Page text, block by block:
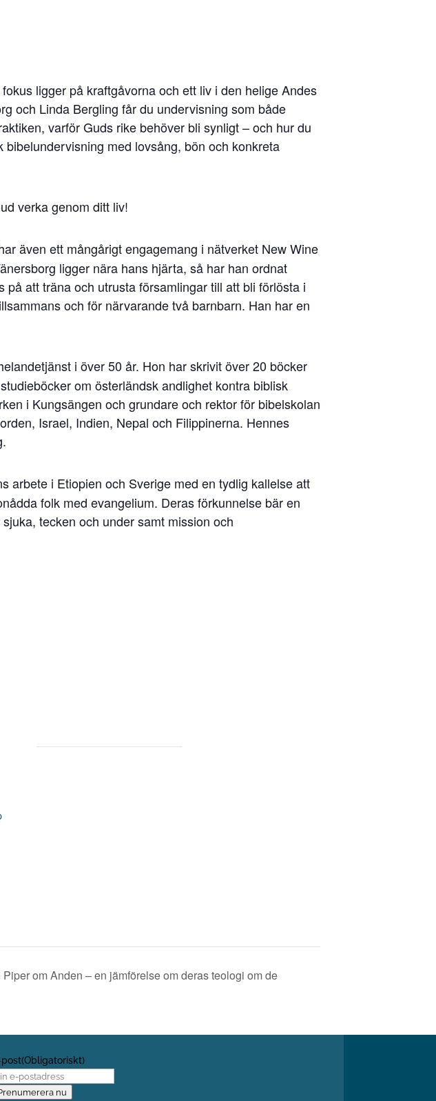
ligger på kraftgåvorna och ett liv i den helige Andes
och Linda Bergling får du undervisning som både
varför Guds rike behöver bli synligt – och hur du
med lovsång, bön och konkreta
verka genom ditt liv!
även ett mångårigt engagemang i nätverket New Wine
ligger nära hans hjärta, så har han ordnat
att träna och utrusta församlingar till att bli förlösta i
och för närvarande två barnbarn. Han har en
i över 50 år. Hon har skrivit över 20 böcker
om österländsk andlighet kontra biblisk
i Kungsängen och grundare och rektor för bibelskolan
Israel, Indien, Nepal och Filippinerna. Hennes
arbete i Etiopien och Sverige med en tydlig kallelse att
folk med evangelium. Deras förkunnelse bär en
tecken och under samt mission och
om Anden – en jämförelse om deras teologi om de
post(Obligatoriskt)
nu